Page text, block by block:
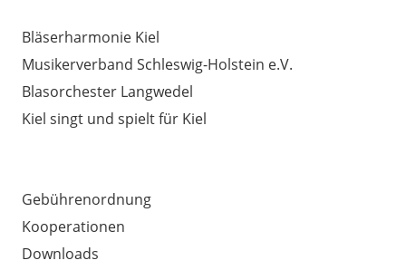
Bläserharmonie Kiel
Musikerverband Schleswig-Holstein e.V.
Blasorchester Langwedel
Kiel singt und spielt für Kiel
Gebührenordnung
Kooperationen
Downloads